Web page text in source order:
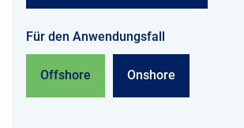
Für den Anwendungsfall
Offshore Onshore